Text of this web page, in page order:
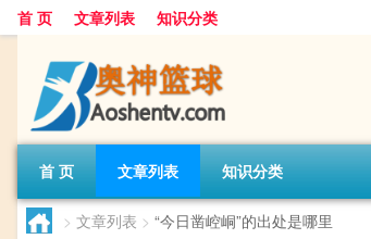
首 页 文章列表 知识分类
首 页 文章列表 知识分类
> 文章列表 > “今日凿崆峒”的出处是哪里